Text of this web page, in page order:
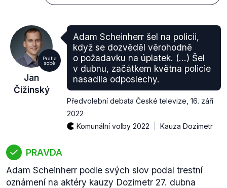
Praha
sobě
Jan
Čižinský
Adam Scheinherr šel na policii,
když se dozvěděl věrohodně
o požadavku na úplatek. (...) Šel
v dubnu, začátkem května policie
nasadila odposlechy.
Předvolební debata České televize 16. září
2022
Komunální volby 2022
Kauza Dozimetr
PRAVDA
Adam Scheinherr podle svých slov podal trestní
oznámení na aktéry kauzy Dozimetr 27. dubna